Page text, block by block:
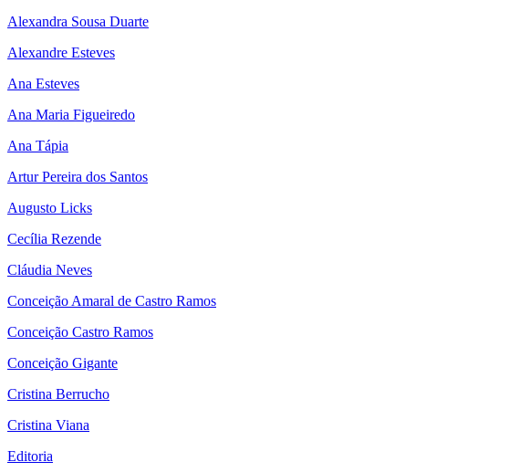
Alexandra Sousa Duarte
Alexandre Esteves
Ana Esteves
Ana Maria Figueiredo
Ana Tápia
Artur Pereira dos Santos
Augusto Licks
Cecília Rezende
Cláudia Neves
Conceição Amaral de Castro Ramos
Conceição Castro Ramos
Conceição Gigante
Cristina Berrucho
Cristina Viana
Editoria